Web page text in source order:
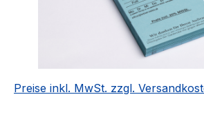
Preise inkl. MwSt. zzgl.